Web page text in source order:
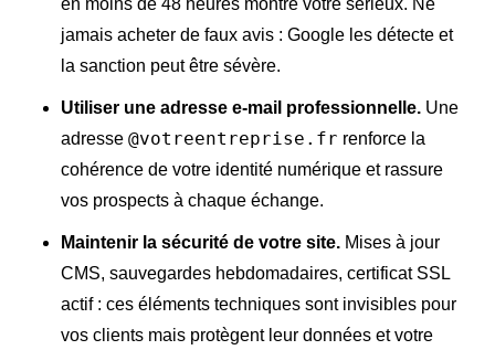
en moins de 48 heures montre votre sérieux. Ne
jamais acheter de faux avis : Google les détecte et
la sanction peut être sévère.
Utiliser une adresse e-mail professionnelle. Une
adresse @votreentreprise.fr renforce la
cohérence de votre identité numérique et rassure
vos prospects à chaque échange.
Maintenir la sécurité de votre site. Mises à jour
CMS, sauvegardes hebdomadaires, certificat SSL
actif : ces éléments techniques sont invisibles pour
vos clients mais protègent leur données et votre